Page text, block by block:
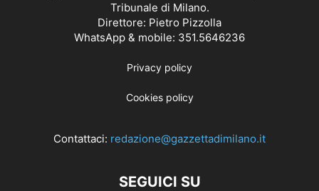
Tribunale di Milano.
Direttore: Pietro Pizzolla
WhatsApp & mobile: 351.5646236
Privacy policy
Cookies policy
Contattaci: redazione@gazzettadimilano.it
SEGUICI SU